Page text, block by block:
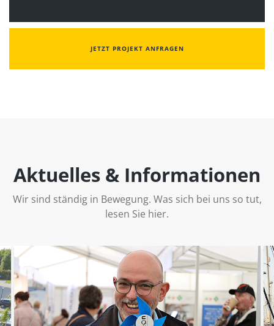
JETZT PROJEKT ANFRAGEN
Aktuelles & Informationen
Wir sind ständig in Bewegung. Was sich bei uns so tut,
lesen Sie hier.